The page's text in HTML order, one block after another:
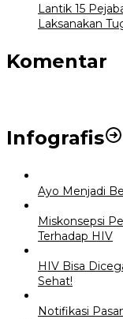
Lantik 15
Laksanakan
Komentar
Infografis
Ayo Menjadi
Miskonsepsi
Terhadap HIV
HIV Bisa
Sehat!
Notifikasi